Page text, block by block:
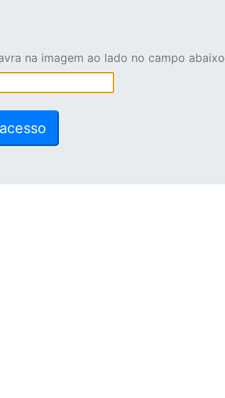
na imagem ao lado no campo abaixo